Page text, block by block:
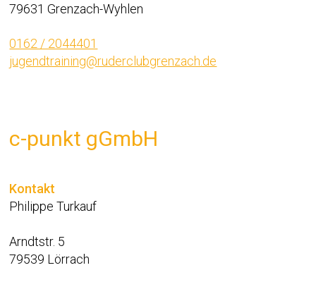
79631 Grenzach-Wyhlen
0162 / 2044401
jugendtraining@ruderclubgrenzach.de
c-punkt gGmbH
Kontakt
Philippe Turkauf
Arndtstr. 5
79539 Lörrach